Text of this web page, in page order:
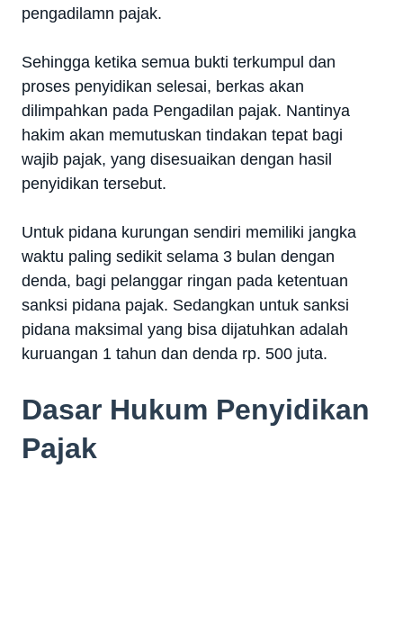
pengadilamn pajak.
Sehingga ketika semua bukti terkumpul dan
proses penyidikan selesai, berkas akan
dilimpahkan pada Pengadilan pajak. Nantinya
hakim akan memutuskan tindakan tepat bagi
wajib pajak, yang disesuaikan dengan hasil
penyidikan tersebut.
Untuk pidana kurungan sendiri memiliki jangka
waktu paling sedikit selama 3 bulan dengan
denda, bagi pelanggar ringan pada ketentuan
sanksi pidana pajak. Sedangkan untuk sanksi
pidana maksimal yang bisa dijatuhkan adalah
kuruangan 1 tahun dan denda rp. 500 juta.
Dasar Hukum Penyidikan
Pajak